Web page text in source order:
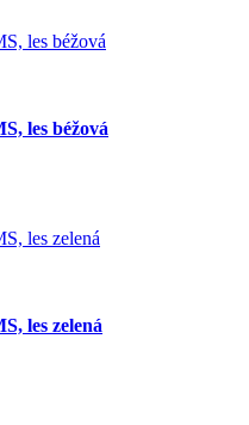
les béžová
les zelená